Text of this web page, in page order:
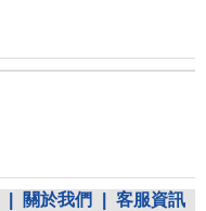
關於我們 客服資訊